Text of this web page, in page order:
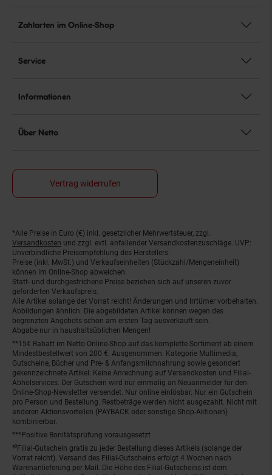
Zahlarten im Online-Shop
Service
Informationen
Über Netto
Vertrag widerrufen
Fußnoten
*Alle Preise in Euro (€) inkl. gesetzlicher Mehrwertsteuer, zzgl.
Versandkosten und zzgl. evtl. anfallender Versandkostenzuschläge. UVP:
Unverbindliche Preisempfehlung des Herstellers.
Preise (inkl. MwSt.) und Verkaufseinheiten (Stückzahl/Mengeneinheit)
können im Online-Shop abweichen.
Statt- und durchgestrichene Preise beziehen sich auf unseren zuvor
geforderten Verkaufspreis.
Alle Artikel solange der Vorrat reicht! Änderungen und Irrtümer vorbehalten.
Abbildungen ähnlich. Die abgebildeten Artikel können wegen des
begrenzten Angebots schon am ersten Tag ausverkauft sein.
Abgabe nur in haushaltsüblichen Mengen!
**15€ Rabatt im Netto Online-Shop auf das komplette Sortiment ab einem
Mindestbestellwert von 200 €. Ausgenommen: Kategorie Multimedia,
Gutscheine, Bücher und Pre- & Anfangsmilchnahrung sowie gesondert
gekennzeichnete Artikel. Keine Anrechnung auf Versandkosten und Filial-
Abholservices. Der Gutschein wird nur einmalig an Neuanmelder für den
Online-Shop-Newsletter versendet. Nur online einlösbar. Nur ein Gutschein
pro Person und Bestellung. Restbeträge werden nicht ausgezahlt. Nicht mit
anderen Aktionsvorteilen (PAYBACK oder sonstige Shop-Aktionen)
kombinierbar.
***Positive Bonitätsprüfung vorausgesetzt
²⁰Filial-Gutschein gratis zu jeder Bestellung dieses Artikels (solange der
Vorrat reicht). Versand des Filial-Gutscheins erfolgt 4 Wochen nach
Warenanlieferung per Mail. Die Höhe des Filial-Gutscheins ist dem